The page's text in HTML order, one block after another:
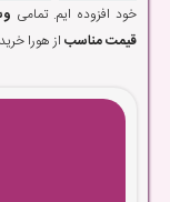
خود افزوده ایم. تمامی
قیمت مناسب از هورا